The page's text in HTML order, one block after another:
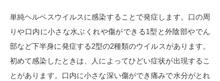
単純ヘルペスウイルスに感染することで発症します。口の周
りや口内に小さな水ぶくれや傷ができる1型と外陰部やでん
部など下半身に発症する2型の2種類のウイルスがあります。
初めて感染したときは、人によってひどい症状が出現するこ
とがあります。口内に小さな深い傷ができ痛みで水分がとれ